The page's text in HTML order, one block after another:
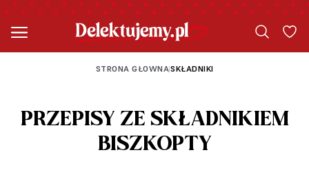
STRONA GŁOWNA|SKŁADNIKI
PRZEPISY ZE SKŁADNIKIEM
BISZKOPTY